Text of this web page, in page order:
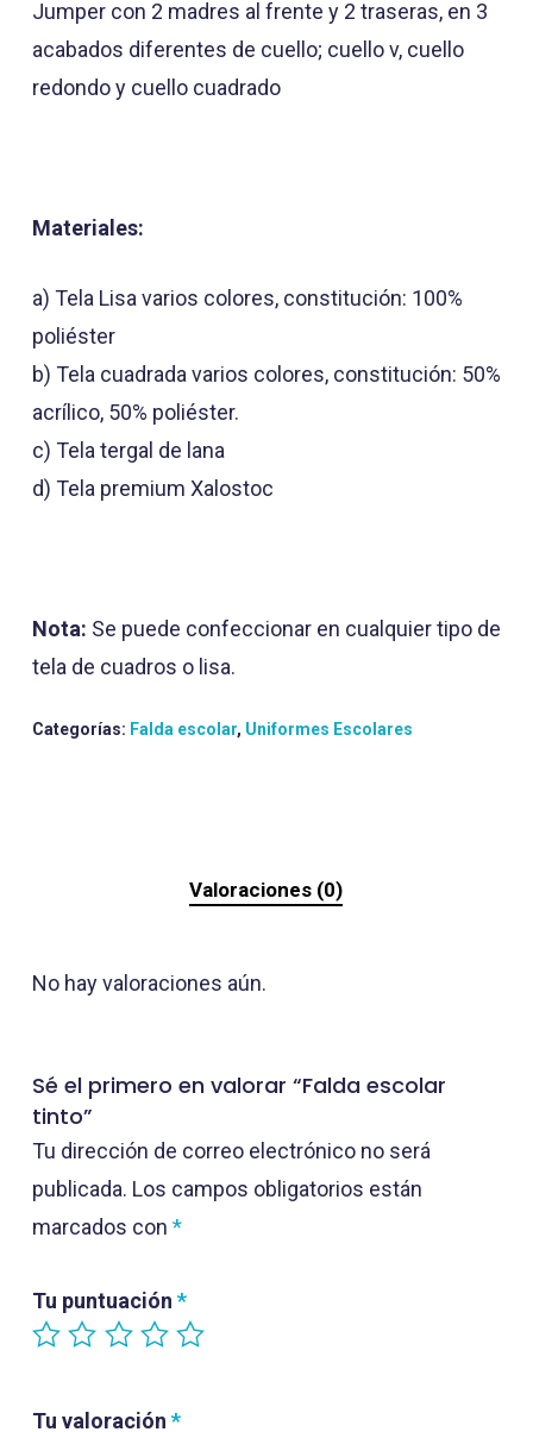
hasta
$119.00
Jumper con 2 madres al frente y 2 traseras, en 3
acabados diferentes de cuello; cuello v, cuello
redondo y cuello cuadrado
Materiales:
a) Tela Lisa varios colores, constitución: 100%
poliéster
b) Tela cuadrada varios colores, constitución: 50%
acrílico, 50% poliéster.
c) Tela tergal de lana
d) Tela premium Xalostoc
Nota: Se puede confeccionar en cualquier tipo de
tela de cuadros o lisa.
Categorías: Falda escolar, Uniformes Escolares
Valoraciones (0)
No hay valoraciones aún.
Sé el primero en valorar “Falda escolar
tinto”
Tu dirección de correo electrónico no será
publicada. Los campos obligatorios están
marcados con *
Tu puntuación *
Tu valoración *